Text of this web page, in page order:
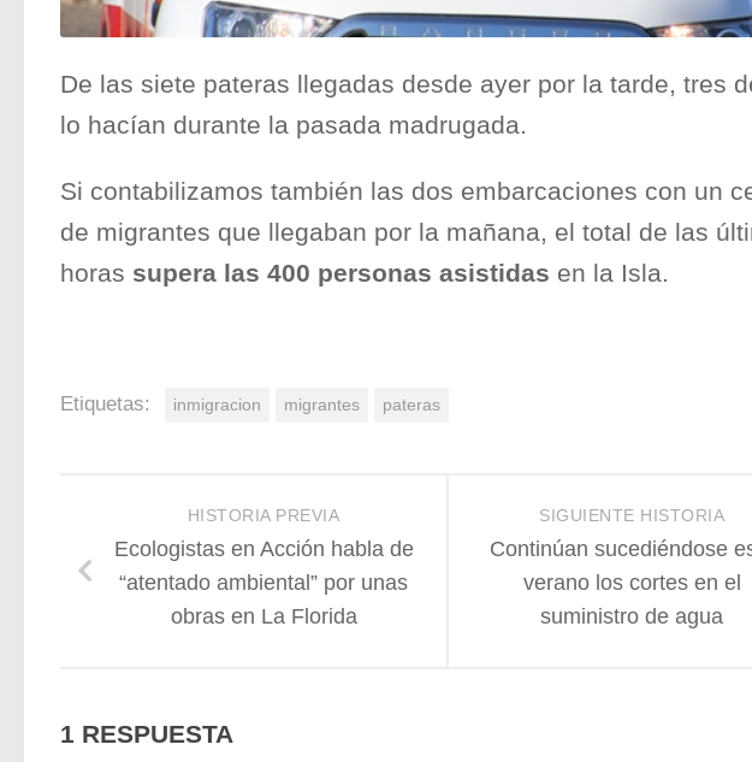
De las siete pateras llegadas desde ayer por la tarde, tres
lo hacían durante la pasada madrugada.
Si contabilizamos también las dos embarcaciones con un
de migrantes que llegaban por la mañana, el total de las
horas supera las 400 personas asistidas en la Isla.
Etiquetas: inmigracion migrantes pateras
SIGUIENTE HISTORIA
Continúan sucediéndose
verano los cortes en el
suministro de agua
HISTORIA PREVIA
Ecologistas en Acción habla de
“atentado ambiental” por unas
obras en La Florida
1 RESPUESTA